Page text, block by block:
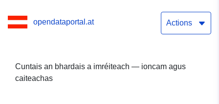
opendataportal.at Actions
Cuntais an bhardais a imréiteach — ioncam agus
caiteachas